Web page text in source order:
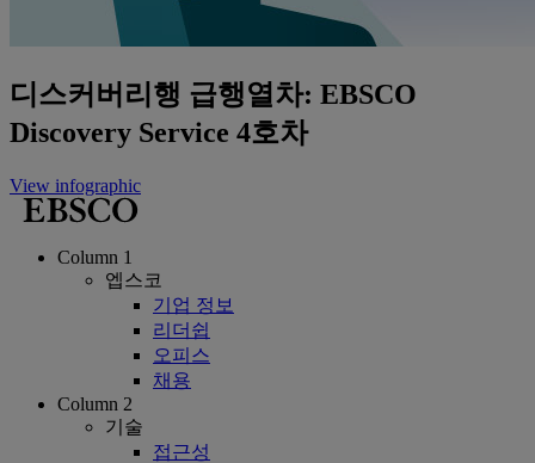
디스커버리행 급행열차: EBSCO
Discovery Service 4호차
View infographic
Column 1
엡스코
기업 정보
리더쉽
오피스
채용
Column 2
기술
접근성